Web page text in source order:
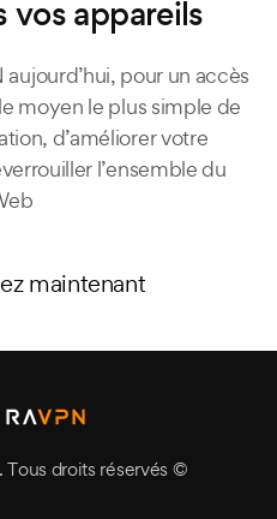
vos appareils
pour un accès
moyen le plus simple de
d’améliorer votre
l’ensemble du
maintenant !
© UltraVPN.com 2022. Tous droits réservés.